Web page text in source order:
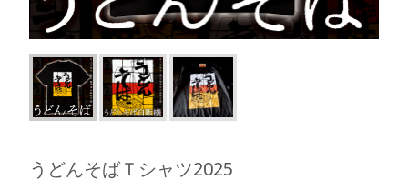
うどんそばＴシャツ2025